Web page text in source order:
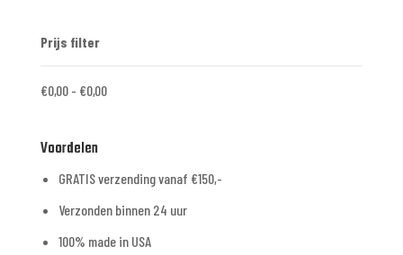
Prijs filter
€0,00- €0,00
Voordelen
GRATIS verzending vanaf €150,-
Verzonden binnen 24 uur
100% made in USA